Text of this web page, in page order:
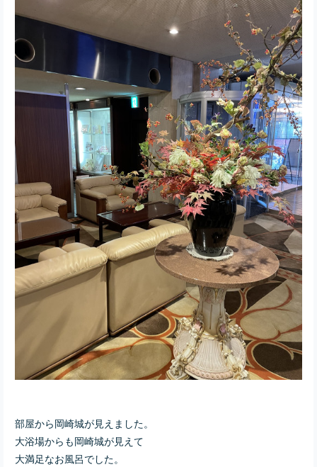
部屋から岡崎城が見えました。
大浴場からも岡崎城が見えて
大満足なお風呂でした。